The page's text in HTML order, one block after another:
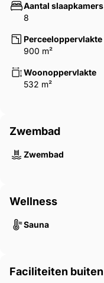
Aantal slaapkamers
8
Perceeloppervlakte
900 m²
Woonoppervlakte
532 m²
Zwembad
Zwembad
Wellness
Sauna
Faciliteiten buiten